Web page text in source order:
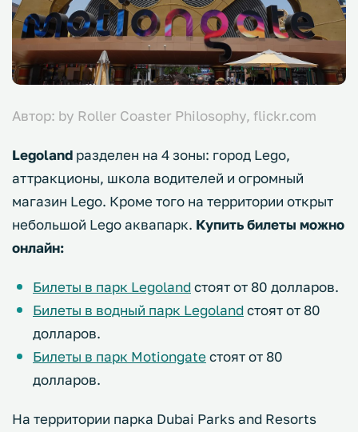
Автор: by Roller Coaster Philosophy, flickr.com
Legoland разделен на 4 зоны: город Lego,
аттракционы, школа водителей и огромный
магазин Lego. Кроме того на территории открыт
небольшой Lego аквапарк. Купить билеты можно
онлайн:
Билеты в парк Legoland стоят от 80 долларов.
Билеты в водный парк Legoland стоят от 80
долларов.
Билеты в парк Motiongate стоят от 80
долларов.
На территории парка Dubai Parks and Resorts